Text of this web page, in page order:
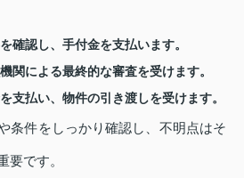
確認し、手付金を支払います。
関による最終的な審査を受けます。
支払い、物件の引き渡しを受けます。
条件をしっかり確認し、不明点はそ
要です。